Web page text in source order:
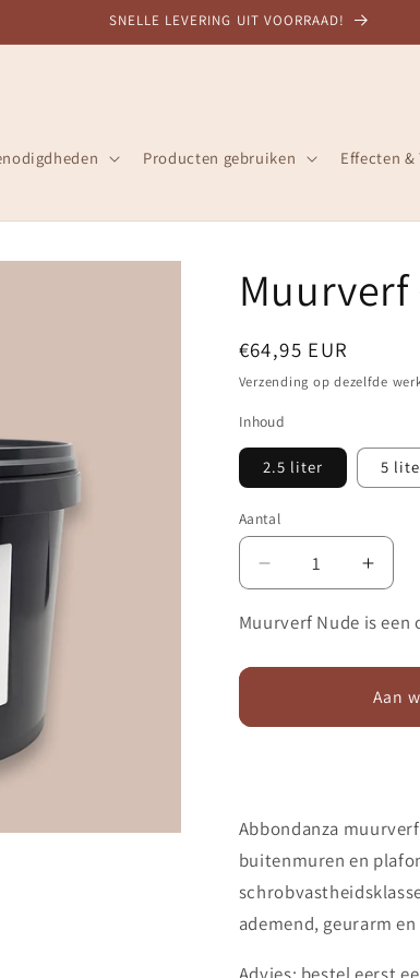
DESKUNDIG ADVIES, 30+ JAAR ERVARING
Producten gebruiken Effecten &
Muurverf
Normale
prijs
€64,95 EUR
Verzending op dezelfde
Inhoud
2.5 liter 5
Aantal
Aantal
verlagen
voor
675
Aantal
voor
675
Nude
Muurverf Nude is
Aan
Abbondanza
buitenmuren en
ademend, geurarm